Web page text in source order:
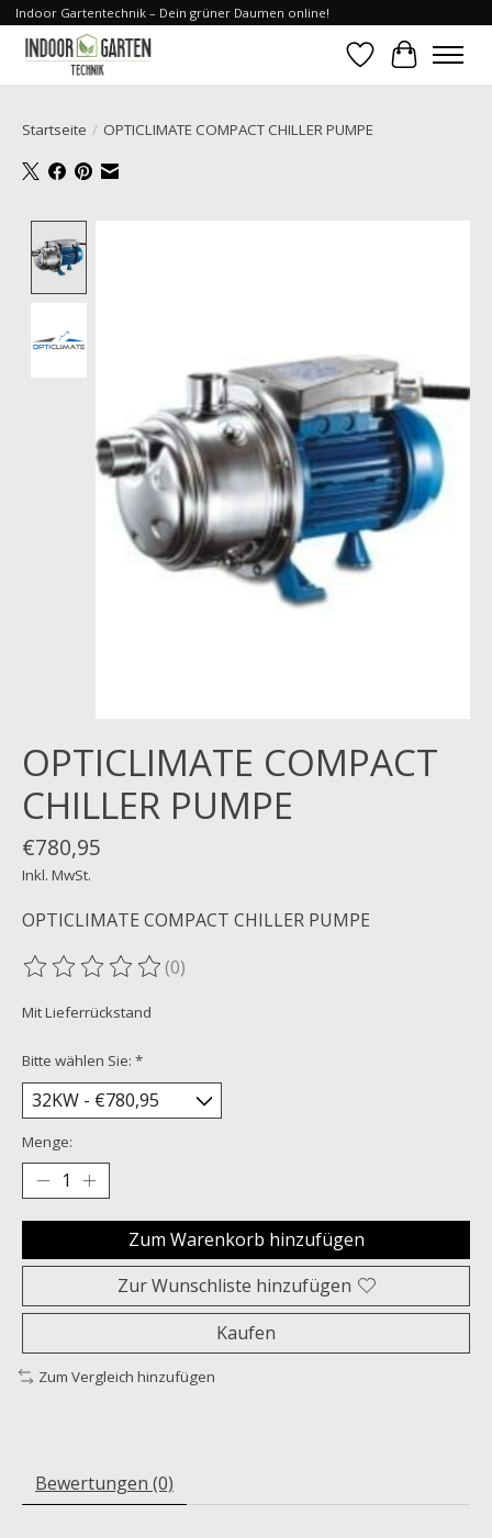
Indoor Gartentechnik – Dein grüner Daumen online!
Wunschzettel
Ihr
Startseite / OPTICLIMATE COMPACT CHILLER PUMPE
OPTICLIMATE COMPACT
CHILLER PUMPE
€780,95
Inkl. MwSt.
OPTICLIMATE COMPACT CHILLER PUMPE
Die Bewertung dieses Produkts ist
(0)
Mit Lieferrückstand
Bitte wählen Sie: *
Menge:
Zum Warenkorb hinzufügen
Zur Wunschliste hinzufügen
Kaufen
Zum Vergleich hinzufügen
Bewertungen (0)